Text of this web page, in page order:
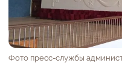
Фото пресс-службы